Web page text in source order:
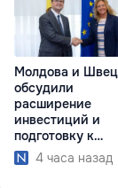
Молдова и
обсудили
расширение
инвестиций и
подготовку к
отопительному
сезону
4 часа назад